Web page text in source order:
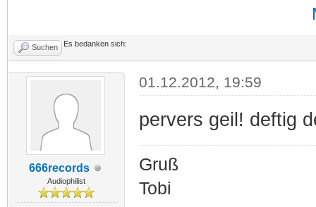
Suchen Es bedanken sich:
666records
Audiophilist
01.12.2012, 19:59
pervers geil! deftig
Gruß
Tobi